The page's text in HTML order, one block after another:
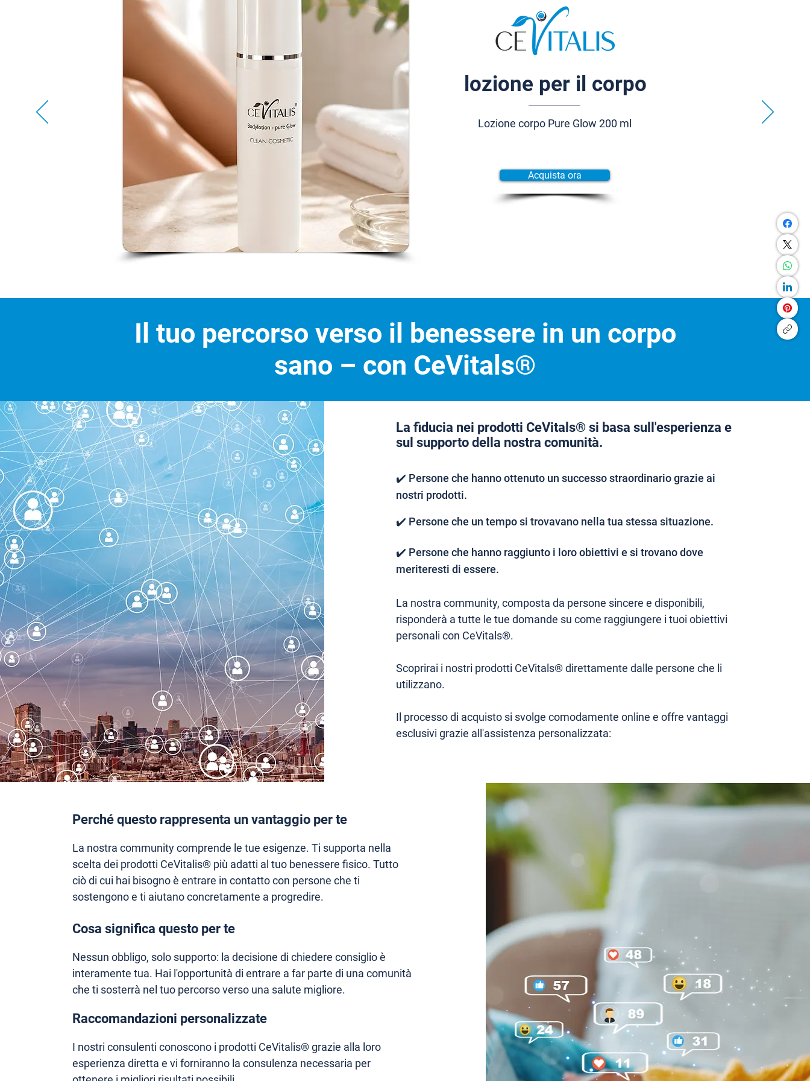
lozione per il corpo
Lozione corpo Pure Glow 200 ml
Acquista ora
Il tuo percorso verso il benessere in un corpo
sano – con CeVitals®
La fiducia nei prodotti CeVitals® si basa sull'esperienza e
sul supporto della nostra comunità.
✔️ Persone che hanno ottenuto un successo straordinario grazie ai
nostri prodotti.
✔️ Persone che un tempo si trovavano nella tua stessa situazione.
✔️ Persone che hanno raggiunto i loro obiettivi e si trovano dove
meriteresti di essere.
La nostra community, composta da persone sincere e disponibili,
risponderà a tutte le tue domande su come raggiungere i tuoi obiettivi
personali con CeVitals®.
Scoprirai i nostri prodotti CeVitals® direttamente dalle persone che li
utilizzano.
Il processo di acquisto si svolge comodamente online e offre vantaggi
esclusivi grazie all'assistenza personalizzata:
Perché questo rappresenta un vantaggio per te
La nostra community comprende le tue esigenze. Ti supporta nella
scelta dei prodotti CeVitalis® più adatti al tuo benessere fisico. Tutto
ciò di cui hai bisogno è entrare in contatto con persone che ti
sostengono e ti aiutano concretamente a progredire.
Cosa significa questo per te
Nessun obbligo, solo supporto: la decisione di chiedere consiglio è
interamente tua. Hai l'opportunità di entrare a far parte di una comunità
che ti sosterrà nel tuo percorso verso una salute migliore.
Raccomandazioni personalizzate
I nostri consulenti conoscono i prodotti CeVitalis® grazie alla loro
esperienza diretta e vi forniranno la consulenza necessaria per